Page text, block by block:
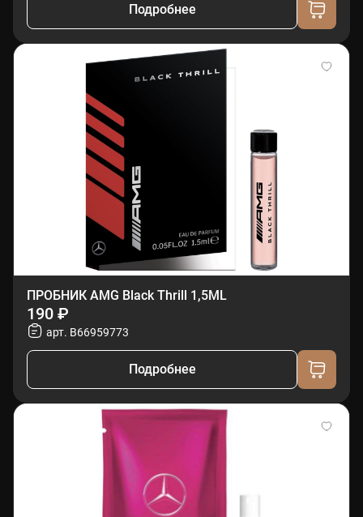
Подробнее
ПРОБНИК AMG Black Thrill 1,5ML
190 ₽
арт. B66959773
Подробнее